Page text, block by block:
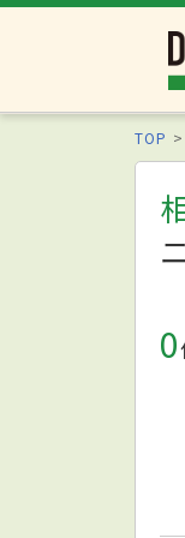
TOP
0